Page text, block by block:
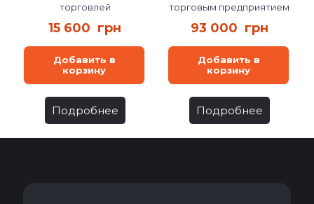
торговлей
15 600 грн
Добавить в
корзину
Подробнее
торговым предприятием
93 000 грн
Добавить в
корзину
Подробнее